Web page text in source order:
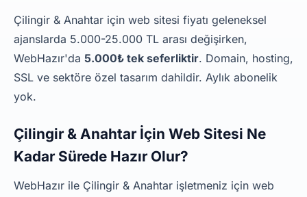
Çilingir & Anahtar için web sitesi fiyatı geleneksel
ajanslarda 5.000-25.000 TL arası değişirken,
WebHazır'da 5.000₺ tek seferliktir. Domain, hosting,
SSL ve sektöre özel tasarım dahildir. Aylık abonelik
yok.
Çilingir & Anahtar İçin Web Sitesi Ne
Kadar Sürede Hazır Olur?
WebHazır ile Çilingir & Anahtar işletmeniz için web